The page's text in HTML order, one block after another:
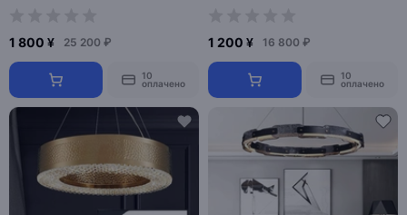
1 800 ¥ 25 200 ₽
10
оплачено
1 200 ¥ 16 800 ₽
10
оплачено